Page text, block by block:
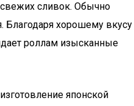
сливок. Обычно
Благодаря хорошему вкусу
роллам изысканные
японской